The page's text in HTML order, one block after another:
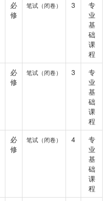
必
修
笔试（闭卷） 3
专
业
基
础
课
程
必
修
笔试（闭卷） 3
专
业
基
础
课
程
必
修
笔试（闭卷） 4
专
业
基
础
课
程